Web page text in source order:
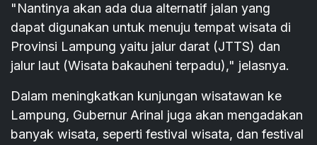
"Nantinya akan ada dua alternatif jalan yang
dapat digunakan untuk menuju tempat wisata di
Provinsi Lampung yaitu jalur darat (JTTS) dan
jalur laut (Wisata bakauheni terpadu)," jelasnya.
Dalam meningkatkan kunjungan wisatawan ke
Lampung, Gubernur Arinal juga akan mengadakan
banyak wisata, seperti festival wisata, dan festival